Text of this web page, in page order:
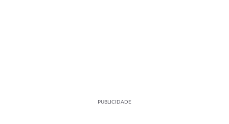
PUBLICIDADE